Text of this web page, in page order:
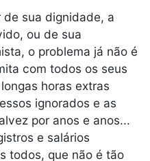
de sua dignidade, a
ou de sua
o problema já não é
com todos os seus
horas extras
ignorados e as
por anos e anos...
e salários
todos, que não é tão